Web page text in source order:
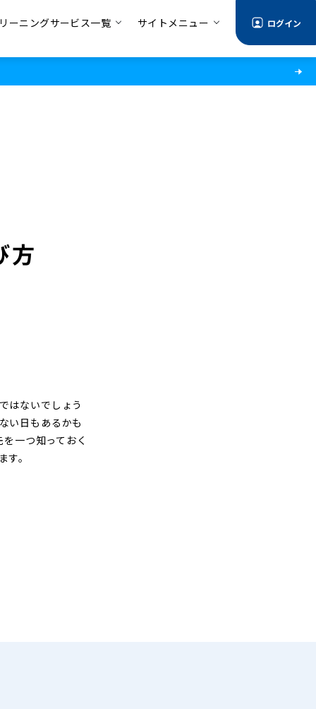
ーニングサービス一覧 サイトメニュー ログイン
方
はないでしょう
い日もあるかも
一つ知っておく
す。